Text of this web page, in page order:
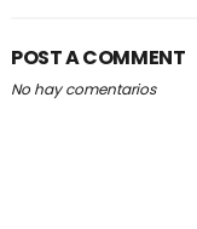
POST A COMMENT
No hay comentarios